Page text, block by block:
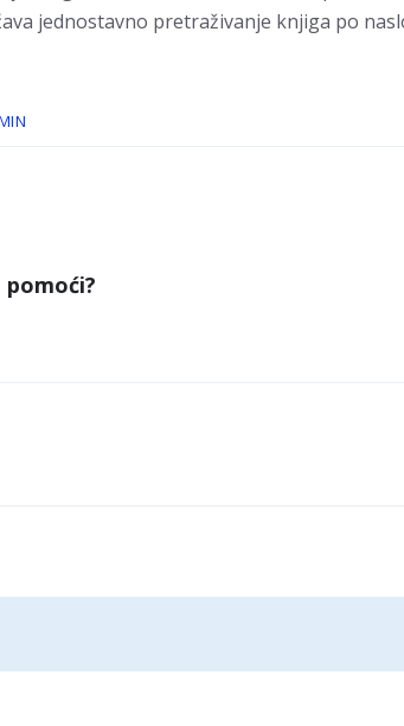
jednostavno pretraživanje knjiga po
pomoći?